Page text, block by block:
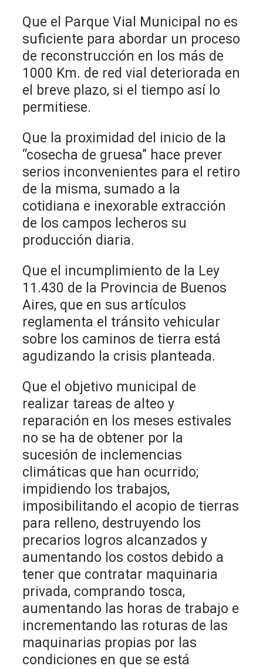
Que el Parque Vial Municipal no es
suficiente para abordar un proceso
de reconstrucción en los más de
1000 Km. de red vial deteriorada en
el breve plazo, si el tiempo así lo
permitiese.
Que la proximidad del inicio de la
“cosecha de gruesa” hace prever
serios inconvenientes para el retiro
de la misma, sumado a la
cotidiana e inexorable extracción
de los campos lecheros su
producción diaria.
Que el incumplimiento de la Ley
11.430 de la Provincia de Buenos
Aires, que en sus artículos
reglamenta el tránsito vehicular
sobre los caminos de tierra está
agudizando la crisis planteada.
Que el objetivo municipal de
realizar tareas de alteo y
reparación en los meses estivales
no se ha de obtener por la
sucesión de inclemencias
climáticas que han ocurrido;
impidiendo los trabajos,
imposibilitando el acopio de tierras
para relleno, destruyendo los
precarios logros alcanzados y
aumentando los costos debido a
tener que contratar maquinaria
privada, comprando tosca,
aumentando las horas de trabajo e
incrementando las roturas de las
maquinarias propias por las
condiciones en que se está